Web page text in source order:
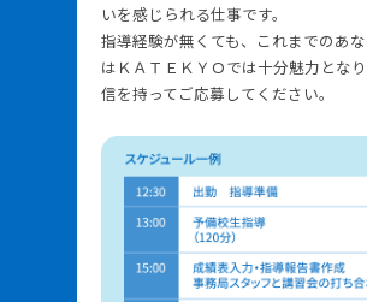
いを感じられる仕事です。
指導経験が無くても、これまでのあ
はＫＡＴＥＫＹＯでは十分魅力とな
信を持ってご応募してください。